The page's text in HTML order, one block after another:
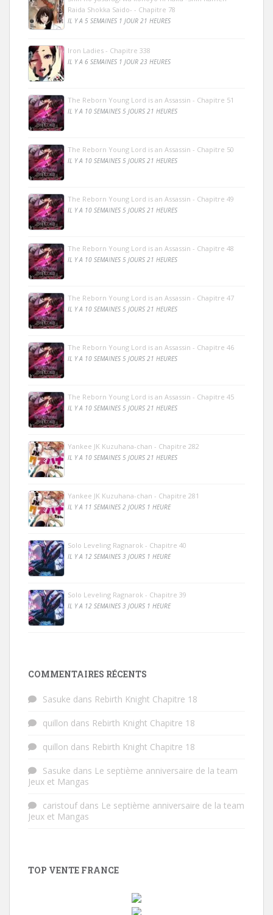
Raida Shokka Saido- - Chapitre 78
IL Y A 5 SEMAINES 1 JOUR 21 HEURES
Iron Ladies - Chapitre 338
IL Y A 6 SEMAINES 1 JOUR 23 HEURES
The Reborn Young Lord is an Assassin - Chapitre 51
IL Y A 10 SEMAINES 5 JOURS 21 HEURES
The Reborn Young Lord is an Assassin - Chapitre 50
IL Y A 10 SEMAINES 5 JOURS 21 HEURES
The Reborn Young Lord is an Assassin - Chapitre 49
IL Y A 10 SEMAINES 5 JOURS 21 HEURES
The Reborn Young Lord is an Assassin - Chapitre 48
IL Y A 10 SEMAINES 5 JOURS 21 HEURES
The Reborn Young Lord is an Assassin - Chapitre 47
IL Y A 10 SEMAINES 5 JOURS 21 HEURES
The Reborn Young Lord is an Assassin - Chapitre 46
IL Y A 10 SEMAINES 5 JOURS 21 HEURES
The Reborn Young Lord is an Assassin - Chapitre 45
IL Y A 10 SEMAINES 5 JOURS 21 HEURES
Yankee JK Kuzuhana-chan - Chapitre 282
IL Y A 10 SEMAINES 5 JOURS 21 HEURES
Yankee JK Kuzuhana-chan - Chapitre 281
IL Y A 11 SEMAINES 2 JOURS 1 HEURE
Solo Leveling Ragnarok - Chapitre 40
IL Y A 12 SEMAINES 3 JOURS 1 HEURE
Solo Leveling Ragnarok - Chapitre 39
IL Y A 12 SEMAINES 3 JOURS 1 HEURE
COMMENTAIRES RÉCENTS
Sasuke dans Rebirth Knight Chapitre 18
quillon dans Rebirth Knight Chapitre 18
quillon dans Rebirth Knight Chapitre 18
Sasuke dans Le septième anniversaire de la team
Jeux et Mangas
caristoufdans Le septième anniversaire de la team
Jeux et Mangas
TOP VENTE FRANCE